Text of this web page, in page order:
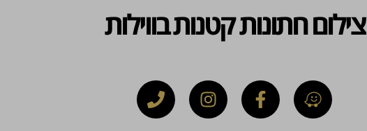
צילום חתונות קטנות בווילות